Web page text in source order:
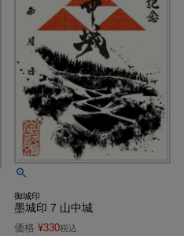
御城印
墨城印 7 山中城
価格 ¥330税込